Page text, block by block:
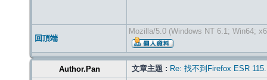
回頂端
Mozilla/5.0 (Windows NT 6.1; Win64;
Author.Pan 文章主題 : Re: 找不到Firefox ESR